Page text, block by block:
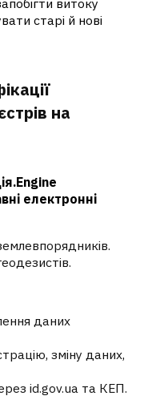
витоку
старі й нові
на
електронні
.
.
даних
зміну даних,
id.gov.ua та КЕП.